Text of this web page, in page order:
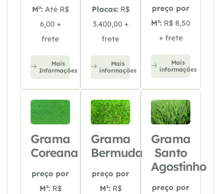
M²: Até R$
6,00 +
frete
Mais
Informações
Placas: R$
3.400,00 +
frete
Mais
informações
preço por
M²: R$ 8,50
+ frete
Mais
informações
Grama
Coreana
preço por
M²: R$
Grama
Bermuda
preço por
M²: R$
Grama
Santo
Agostinho
preço por